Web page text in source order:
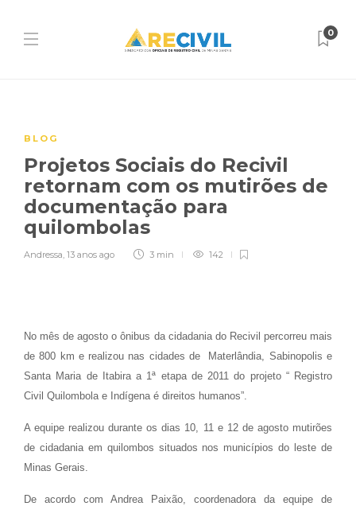
0
BLOG
Projetos Sociais do Recivil
retornam com os mutirões de
documentação para
quilombolas
Andressa, 13 anos ago 3 min 142
No mês de agosto o ônibus da cidadania do Recivil percorreu mais
de 800 km e realizou nas cidades de Materlândia, Sabinopolis e
Santa Maria de Itabira a 1ª etapa de 2011 do projeto “ Registro
Civil Quilombola e Indígena é direitos humanos”.
A equipe realizou durante os dias 10, 11 e 12 de agosto mutirões
de cidadania em quilombos situados nos municípios do leste de
Minas Gerais.
De acordo com Andrea Paixão, coordenadora da equipe de